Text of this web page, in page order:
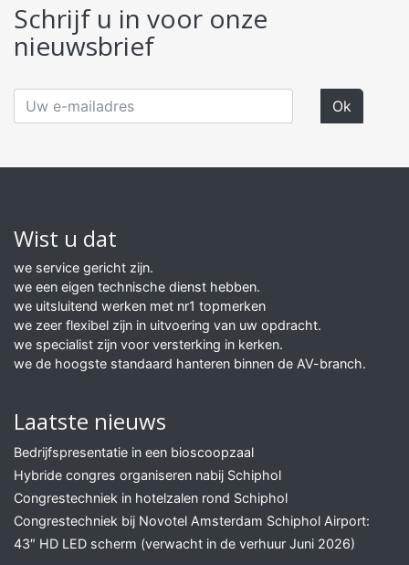
Schrijf u in voor onze
nieuwsbrief
Wist u dat
we service gericht zijn.
we een eigen technische dienst hebben.
we uitsluitend werken met nr1 topmerken
we zeer flexibel zijn in uitvoering van uw opdracht.
we specialist zijn voor versterking in kerken.
we de hoogste standaard hanteren binnen de AV-branch.
Laatste nieuws
Bedrijfspresentatie in een bioscoopzaal
Hybride congres organiseren nabij Schiphol
Congrestechniek in hotelzalen rond Schiphol
Congrestechniek bij Novotel Amsterdam Schiphol Airport:
43″ HD LED scherm (verwacht in de verhuur Juni 2026)